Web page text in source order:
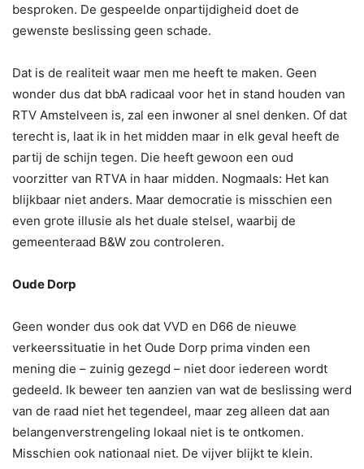
besproken. De gespeelde onpartijdigheid doet de
gewenste beslissing geen schade.
Dat is de realiteit waar men me heeft te maken. Geen
wonder dus dat bbA radicaal voor het in stand houden van
RTV Amstelveen is, zal een inwoner al snel denken. Of dat
terecht is, laat ik in het midden maar in elk geval heeft de
partij de schijn tegen. Die heeft gewoon een oud
voorzitter van RTVA in haar midden. Nogmaals: Het kan
blijkbaar niet anders. Maar democratie is misschien een
even grote illusie als het duale stelsel, waarbij de
gemeenteraad B&W zou controleren.
Oude Dorp
Geen wonder dus ook dat VVD en D66 de nieuwe
verkeerssituatie in het Oude Dorp prima vinden een
mening die – zuinig gezegd – niet door iedereen wordt
gedeeld. Ik beweer ten aanzien van wat de beslissing werd
van de raad niet het tegendeel, maar zeg alleen dat aan
belangenverstrengeling lokaal niet is te ontkomen.
Misschien ook nationaal niet. De vijver blijkt te klein.